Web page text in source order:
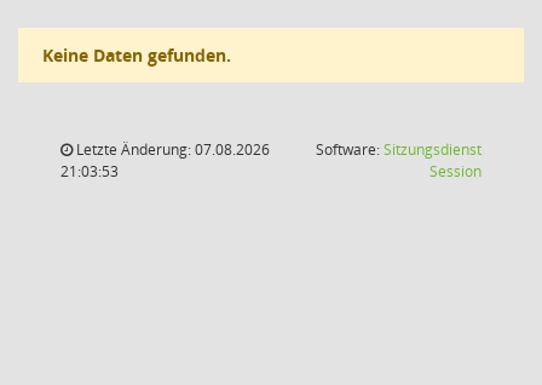
Keine Daten gefunden.
Letzte Änderung: 07.08.2026
21:03:53
Software:Sitzungsdienst
Session(Wird in